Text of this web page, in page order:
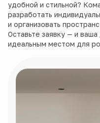
удобной и стильной?
разработать
и организовать
Оставьте заявку — и
идеальным местом для